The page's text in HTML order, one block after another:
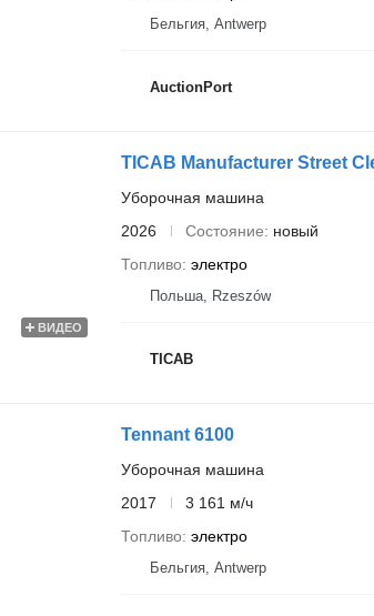
Бельгия, Antwerp
AuctionPort
ВИДЕО
TICAB Manufacturer Street
Уборочная машина
2026
Состояние
новый
Топливо электро
Польша, Rzeszów
TICAB
Tennant 6100
Уборочная машина
2017
3 161 м/ч
Топливо электро
Бельгия, Antwerp